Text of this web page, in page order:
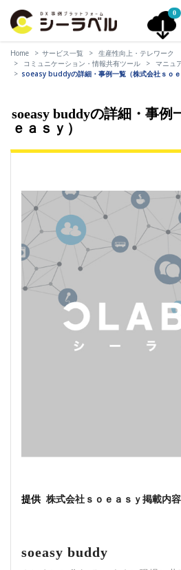
0
Home サービス一覧
生産性向上・テレワーク
コミュニケーション・情報共有ツール
マニュ
soeasy buddyの詳細・事例一覧（株式会社ｓｏｅ
soeasy buddyの詳細・事例
ｅａｓｙ）
提供 株式会社ｓｏｅａｓｙ 掲載内
soeasy buddy